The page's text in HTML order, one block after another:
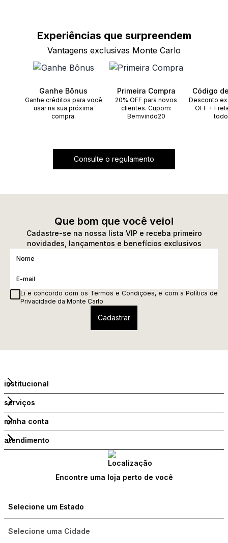
Experiências que surpreendem
Vantagens exclusivas Monte Carlo
Ganhe Bônus
Ganhe créditos para você
usar na sua próxima
compra.
Primeira Compra
20% OFF para novos
clientes. Cupom:
Bemvindo20
Código
Desconto
OFF +
Consulte o regulamento
Que bom que você veio!
Cadastre-se na nossa lista VIP e receba primeiro
novidades, lançamentos e benefícios exclusivos
Li e concordo com os Termos e Condições, e com a Política de
Privacidade da Monte Carlo
institucional
serviços
minha conta
atendimento
Encontre uma loja perto de você